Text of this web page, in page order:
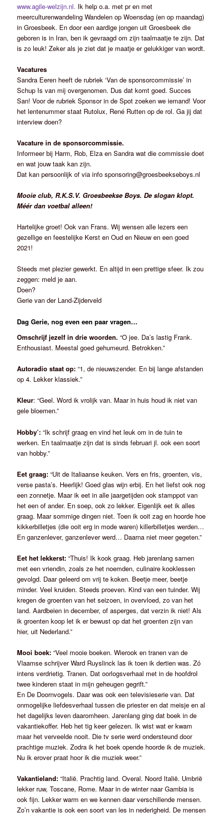
www.agile-welzijn.nl. Ik help o.a. met pr en met
meerculturenwandeling Wandelen op Woensdag (en op maandag)
in Groesbeek. En door een aardige jongen uit Groesbeek die
geboren is in Iran, ben ik gevraagd om zijn taalmaatje te zijn. Dat
is zo leuk! Zeker als je ziet dat je maatje er gelukkiger van wordt.
Vacatures
Sandra Eeren heeft de rubriek ‘Van de sponsorcommissie’ in
Schup Is van mij overgenomen. Dus dat komt goed. Succes
San! Voor de rubriek Sponsor in de Spot zoeken we iemand! Voor
het lentenummer staat Rutolux, René Rutten op de rol. Ga jij dat
interview doen?
Vacature in de sponsorcommissie.
Informeer bij Harm, Rob, Elza en Sandra wat die commissie doet
en wat jouw taak kan zijn.
Dat kan persoonlijk of via info sponsoring@groesbeekseboys.nl
Mooie club, R.K.S.V. Groesbeekse Boys. De slogan klopt.
Méér dan voetbal alleen!
Hartelijke groet! Ook van Frans. Wij wensen alle lezers een
gezellige en feestelijke Kerst en Oud en Nieuw en een goed
2021!
Steeds met plezier gewerkt. En altijd in een prettige sfeer. Ik zou
zeggen: meld je aan.
Doen?
Gerie van der Land-Zijderveld
Dag Gerie, nog even een paar vragen…
Omschrijf jezelf in drie woorden. “O jee. Da’s lastig Frank.
Enthousiast. Meestal goed gehumeurd. Betrokken.”
Autoradio staat op: “1, de nieuwszender. En bij lange afstanden
op 4. Lekker klassiek.”
Kleur: “Geel. Word ik vrolijk van. Maar in huis houd ik niet van
gele bloemen.”
Hobby’: “Ik schrijf graag en vind het leuk om in de tuin te
werken. En taalmaatje zijn dat is sinds februari jl. ook een soort
van hobby.”
Eet graag: “Uit de Italiaanse keuken. Vers en fris, groenten, vis,
verse pasta’s. Heerlijk! Goed glas wijn erbij. En het liefst ook nog
een zonnetje. Maar ik eet in alle jaargetijden ook stamppot van
het een of ander. En soep, ook zo lekker. Eigenlijk eet ik alles
graag. Maar sommige dingen niet. Toen ik ooit zag en hoorde hoe
kikkerbilletjes (die ooit erg in mode waren) killerbilletjes werden…
En ganzenlever, ganzenlever werd… Daarna niet meer gegeten.”
Eet het lekkerst: “Thuis! Ik kook graag. Heb jarenlang samen
met een vriendin, zoals ze het noemden, culinaire kooklessen
gevolgd. Daar geleerd om vrij te koken. Beetje meer, beetje
minder. Veel kruiden. Steeds proeven. Kind van een tuinder. Wij
kregen de groenten van het seizoen, in overvloed, zo van het
land. Aardbeien in december, of asperges, dat verzin ik niet! Als
ik groenten koop let ik er bewust op dat het groenten zijn van
hier, uit Nederland.”
Mooi boek: “Veel mooie boeken. Wierook en tranen van de
Vlaamse schrijver Ward Ruyslinck las ik toen ik dertien was. Zó
intens verdrietig. Tranen. Dat oorlogsverhaal met in de hoofdrol
twee kinderen staat in mijn geheugen gegrift.”
En De Doornvogels. Daar was ook een televisieserie van. Dat
onmogelijke liefdesverhaal tussen die priester en dat meisje en al
het dagelijks leven daaromheen. Jarenlang ging dat boek in de
vakantiekoffer. Heb het tig keer gelezen. Ik wist wat er kwam
maar het verveelde nooit. Die tv serie werd ondersteund door
prachtige muziek. Zodra ik het boek opende hoorde ik de muziek.
Nu ik erover praat hoor ik die muziek weer.”
Vakantieland: “Italië. Prachtig land. Overal. Noord Italië. Umbrië
lekker ruw, Toscane, Rome. Maar in de winter naar Gambia is
ook fijn. Lekker warm en we kennen daar verschillende mensen.
Zo’n vakantie is ook een soort van les in nederigheid. De mensen